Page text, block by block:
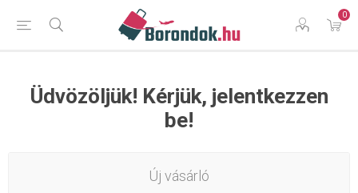
0
Üdvözöljük! Kérjük, jelentkezzen
be!
Új vásárló